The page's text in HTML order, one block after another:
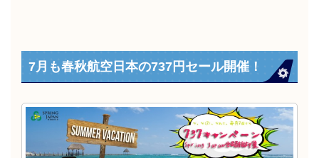
7月も春秋航空日本の737円セール開催！